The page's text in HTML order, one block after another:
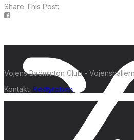
Share This Post:
Vojens Badminton Club -
Kontakt: Bestyrelsen